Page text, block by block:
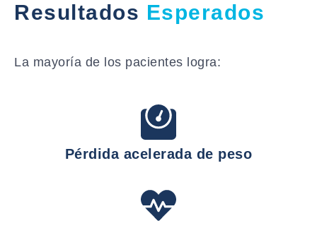
Resultados Esperados
La mayoría de los pacientes logra:
Pérdida acelerada de peso